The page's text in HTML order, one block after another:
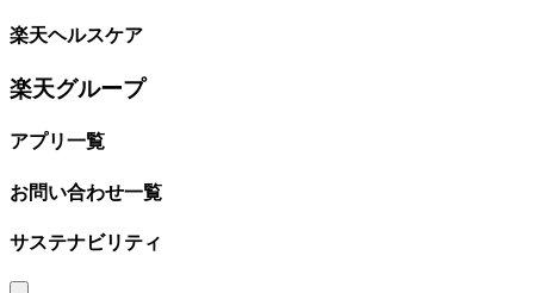
楽天ヘルスケア
楽天グループ
アプリ一覧
お問い合わせ一覧
サステナビリティ